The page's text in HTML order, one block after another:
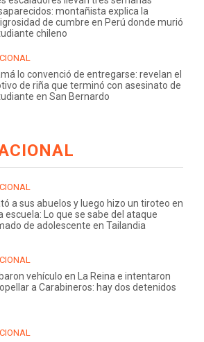
montañista explica la
de cumbre en Perú donde murió
chileno
lo convenció de entregarse: revelan el
de riña que terminó con asesinato de
en San Bernardo
a sus abuelos y luego hizo un tiroteo en
escuela: Lo que se sabe del ataque
de adolescente en Tailandia
vehículo en La Reina e intentaron
a Carabineros: hay dos detenidos